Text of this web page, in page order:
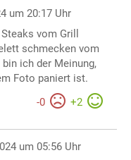
um 20:17 Uhr
vom Grill
schmecken vom
ich der Meinung,
Foto paniert ist.
-0 +2
um 05:56 Uhr